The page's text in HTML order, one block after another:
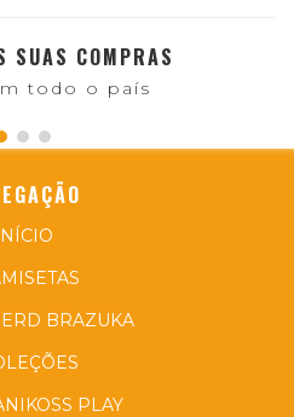
SUAS COMPRAS
todo o país
BRAZUKA
PLAY